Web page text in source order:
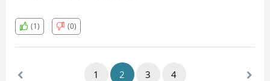
(1) (0)
1 2 3 4